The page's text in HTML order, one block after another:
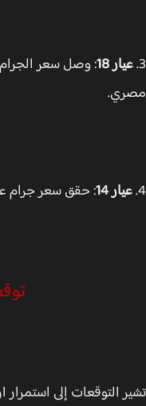
18
عيار 14 : حقق سعر جرام عيار 14 نحو 1200 جنيه
التوقعات إلى استمرار